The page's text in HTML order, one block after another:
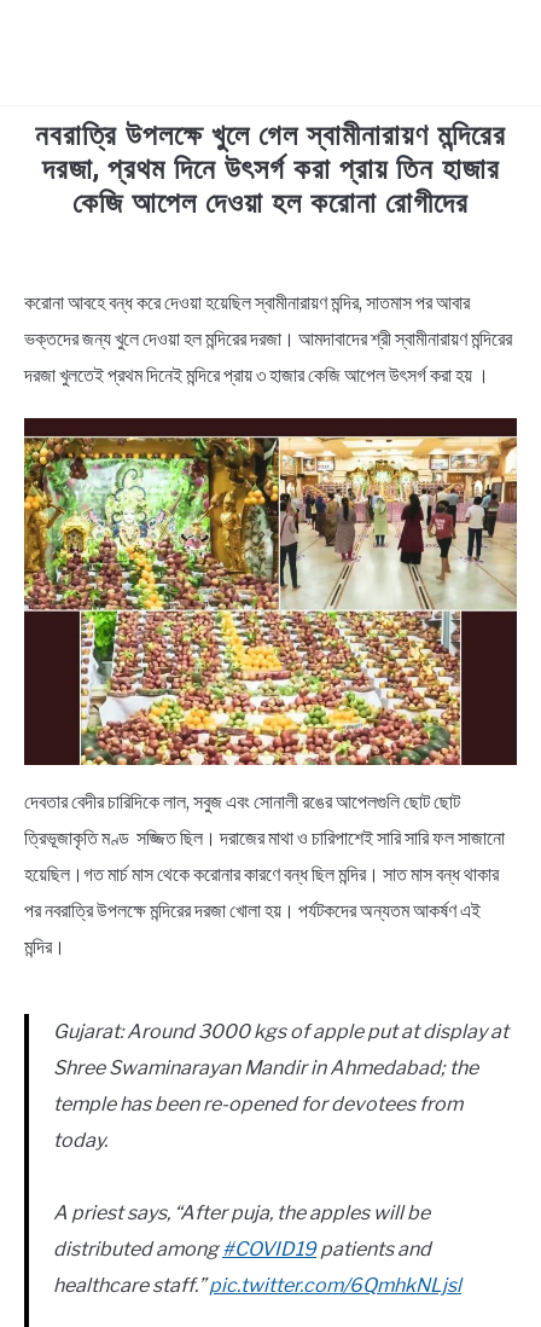
TECHNOLOGY
HEALTH & LIFESTYLE
EDUCATIONAL
QUOTES & CAPTIONS
NEWS
BENGALI LYRICS
BENGALI NAMES
BENGALI STORIES
নবরাত্রি উপলক্ষে খুলে গেল স্বামীনারায়ণ মন্দিরের
দরজা, প্রথম দিনে উৎসর্গ করা প্রায় তিন হাজার
কেজি আপেল দেওয়া হল করোনা রোগীদের
News
করোনা আবহে বন্ধ করে দেওয়া হয়েছিল স্বামীনারায়ণ মন্দির, সাতমাস পর আবার
ভক্তদের জন্য খুলে দেওয়া হল মন্দিরের দরজা। আমদাবাদের শ্রী স্বামীনারায়ণ মন্দিরের
দরজা খুলতেই প্রথম দিনেই মন্দিরে প্রায় ৩ হাজার কেজি আপেল উৎসর্গ করা হয় ।
দেবতার বেদীর চারিদিকে লাল, সবুজ এবং সোনালী রঙের আপেলগুলি ছোট ছোট
ত্রিভূজাকৃতি মণ্ড সজ্জিত ছিল। দরাজের মাথা ও চারিপাশেই সারি সারি ফল সাজানো
হয়েছিল।গত মার্চ মাস থেকে করোনার কারণে বন্ধ ছিল মন্দির। সাত মাস বন্ধ থাকার
পর নবরাত্রি উপলক্ষে মন্দিরের দরজা খোলা হয়। পর্যটকদের অন্যতম আকর্ষণ এই
মন্দির।
Gujarat: Around 3000 kgs of apple put at display at
Shree Swaminarayan Mandir in Ahmedabad; the
temple has been re-opened for devotees from
today.
A priest says, “After puja, the apples will be
distributed among#COVID19patients and
healthcare staff.”pic.twitter.com/6QmhkNLjsl